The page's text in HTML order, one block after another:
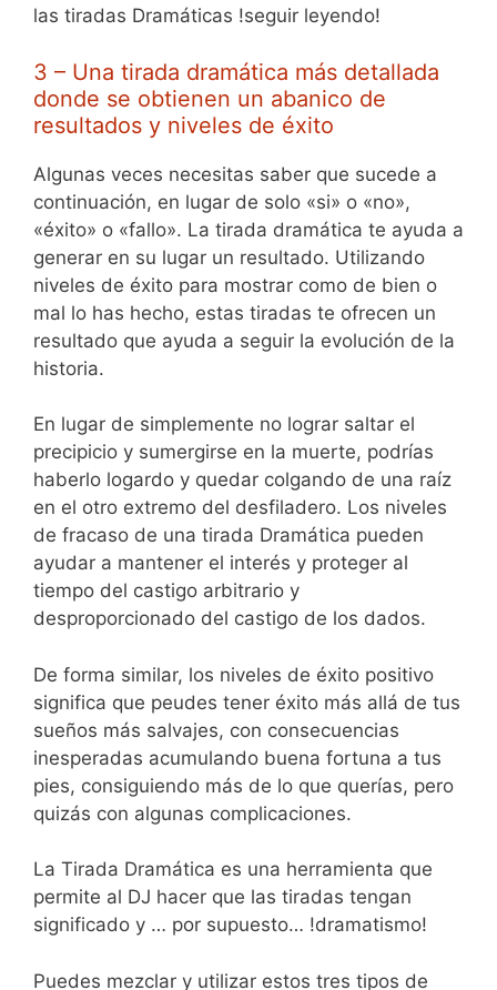
las tiradas Dramáticas !seguir leyendo!
3 – Una tirada dramática más detallada
donde se obtienen un abanico de
resultados y niveles de éxito
Algunas veces necesitas saber que sucede a
continuación, en lugar de solo «si» o «no»,
«éxito» o «fallo». La tirada dramática te ayuda a
generar en su lugar un resultado. Utilizando
niveles de éxito para mostrar como de bien o
mal lo has hecho, estas tiradas te ofrecen un
resultado que ayuda a seguir la evolución de la
historia.
En lugar de simplemente no lograr saltar el
precipicio y sumergirse en la muerte, podrías
haberlo logardo y quedar colgando de una raíz
en el otro extremo del desfiladero. Los niveles
de fracaso de una tirada Dramática pueden
ayudar a mantener el interés y proteger al
tiempo del castigo arbitrario y
desproporcionado del castigo de los dados.
De forma similar, los niveles de éxito positivo
significa que peudes tener éxito más allá de tus
sueños más salvajes, con consecuencias
inesperadas acumulando buena fortuna a tus
pies, consiguiendo más de lo que querías, pero
quizás con algunas complicaciones.
La Tirada Dramática es una herramienta que
permite al DJ hacer que las tiradas tengan
significado y … por supuesto… !dramatismo!
Puedes mezclar y utilizar estos tres tipos de